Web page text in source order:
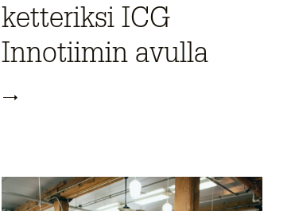
ketteriksi ICG
Innotiimin avulla